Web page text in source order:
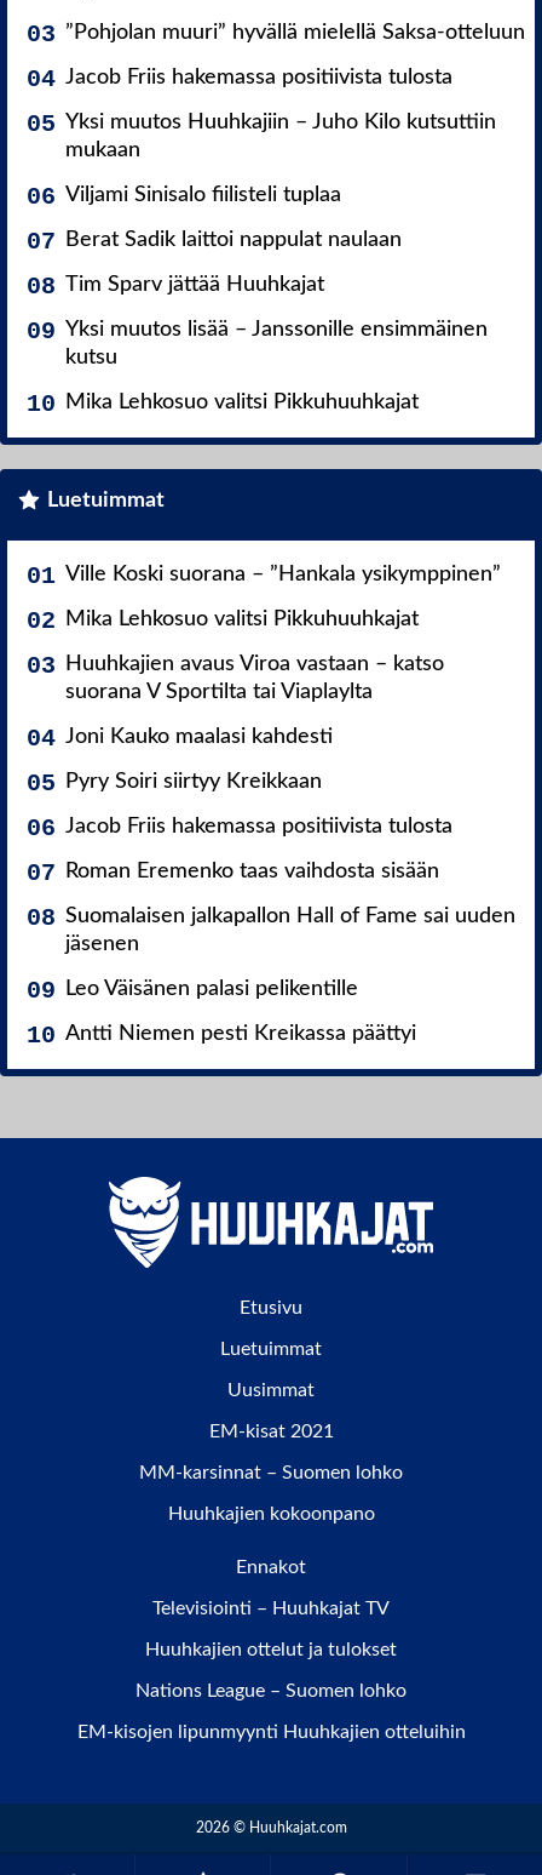
”Pohjolan muuri” hyvällä mielellä Saksa-otteluun
Jacob Friis hakemassa positiivista tulosta
Yksi muutos Huuhkajiin – Juho Kilo kutsuttiin
mukaan
Viljami Sinisalo fiilisteli tuplaa
Berat Sadik laittoi nappulat naulaan
Tim Sparv jättää Huuhkajat
Yksi muutos lisää – Janssonille ensimmäinen
kutsu
Mika Lehkosuo valitsi Pikkuhuuhkajat
Luetuimmat
Ville Koski suorana – ”Hankala ysikymppinen”
Mika Lehkosuo valitsi Pikkuhuuhkajat
Huuhkajien avaus Viroa vastaan – katso
suorana V Sportilta tai Viaplaylta
Joni Kauko maalasi kahdesti
Pyry Soiri siirtyy Kreikkaan
Jacob Friis hakemassa positiivista tulosta
Roman Eremenko taas vaihdosta sisään
Suomalaisen jalkapallon Hall of Fame sai uuden
jäsenen
Leo Väisänen palasi pelikentille
Antti Niemen pesti Kreikassa päättyi
Etusivu
Luetuimmat
Uusimmat
EM-kisat 2021
MM-karsinnat – Suomen lohko
Huuhkajien kokoonpano
Ennakot
Televisiointi – Huuhkajat TV
Huuhkajien ottelut ja tulokset
Nations League – Suomen lohko
EM-kisojen lipunmyynti Huuhkajien otteluihin
2026 © Huuhkajat.com